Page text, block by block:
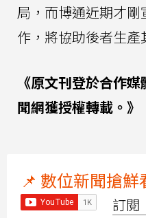
局，而博通近期才
作，將協助後者生產
《原文刊登於合作媒
聞網獲授權轉載。》
📌 數位新聞搶鮮
訂閱